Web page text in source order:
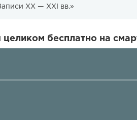
XX — XXI вв.»
бесплатно на